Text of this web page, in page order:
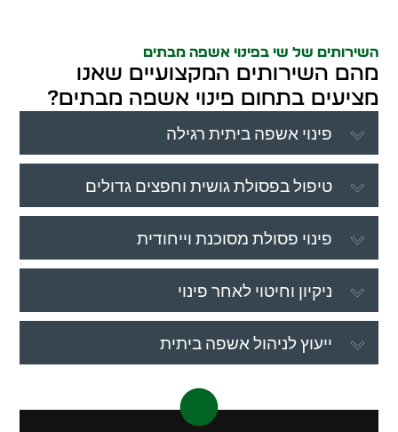
השירותים של שי בפינוי אשפה מבתים
מהם השירותים המקצועיים שאנו
מציעים בתחום פינוי אשפה מבתים?
פינוי אשפה ביתית רגילה
טיפול בפסולת גושית וחפצים גדולים
פינוי פסולת מסוכנת וייחודית
ניקיון וחיטוי לאחר פינוי
ייעוץ לניהול אשפה ביתית